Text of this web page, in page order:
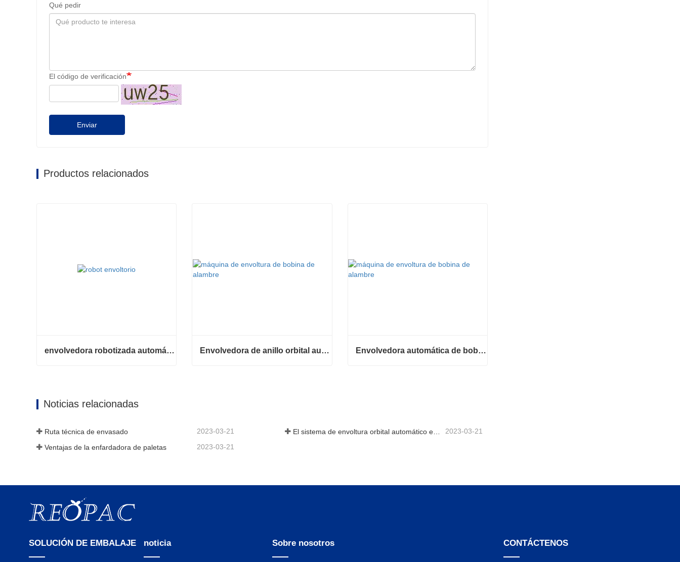
Qué pedir
El código de verificación
Enviar
Productos relacionados
envolvedora robotizada automática Envolvedora de anillo orbital automática para bobina Envolvedora automática de bobinas de alambre
Noticias relacionadas
Ruta técnica de envasado 2023-03-21 El sistema de envoltura orbital automático envuelve 6 lados en el material 2023-03-21
Ventajas de la enfardadora de paletas 2023-03-21
SOLUCIÓN DE EMBALAJE noticia Sobre nosotros CONTÁCTENOS